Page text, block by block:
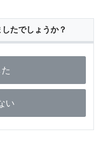
たでしょうか？
い